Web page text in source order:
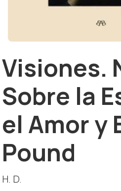
Visiones.
Sobre la
el Amor y
Pound
H. D.